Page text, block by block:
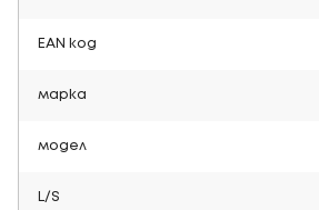
EAN код
марка
модел
L/S